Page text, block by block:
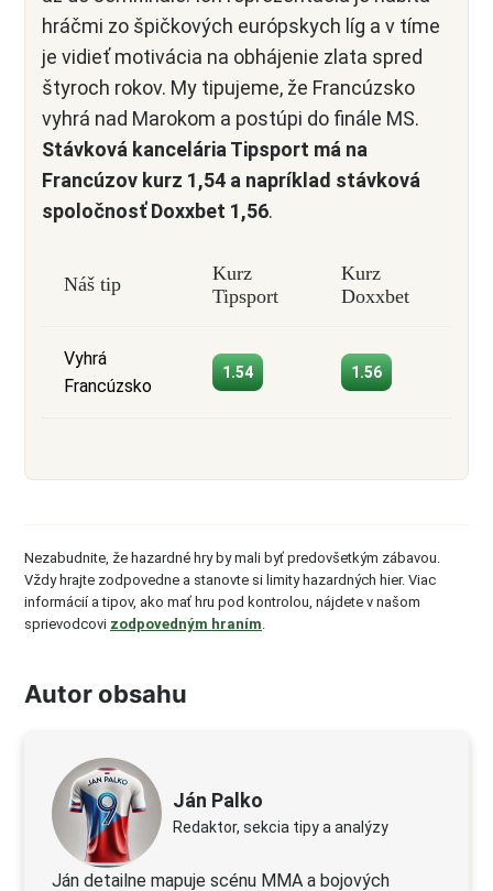
hráčmi zo špičkových európskych líg a v tíme
je vidieť motivácia na obhájenie zlata spred
štyroch rokov. My tipujeme, že Francúzsko
vyhrá nad Marokom a postúpi do finále MS.
Stávková kancelária Tipsport má na
Francúzov kurz 1,54 a napríklad stávková
spoločnosť Doxxbet 1,56.
Náš tip
Kurz
Tipsport
Kurz
Doxxbet
Vyhrá
Francúzsko
1.54 1.56
Nezabudnite, že hazardné hry by mali byť predovšetkým zábavou.
Vždy hrajte zodpovedne a stanovte si limity hazardných hier. Viac
informácií a tipov, ako mať hru pod kontrolou, nájdete v našom
sprievodcovi zodpovedným hraním
Autor obsahu
Ján Palko
Redaktor, sekcia tipy a analýzy
Ján detailne mapuje scénu MMA a bojových